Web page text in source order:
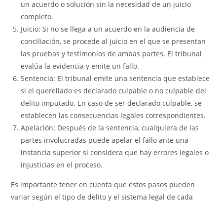
un acuerdo o solución sin la necesidad de un juicio
completo.
Juicio: Si no se llega a un acuerdo en la audiencia de
conciliación, se procede al juicio en el que se presentan
las pruebas y testimonios de ambas partes. El tribunal
evalúa la evidencia y emite un fallo.
Sentencia: El tribunal emite una sentencia que establece
si el querellado es declarado culpable o no culpable del
delito imputado. En caso de ser declarado culpable, se
establecen las consecuencias legales correspondientes.
Apelación: Después de la sentencia, cualquiera de las
partes involucradas puede apelar el fallo ante una
instancia superior si considera que hay errores legales o
injusticias en el proceso.
Es importante tener en cuenta que estos pasos pueden
variar según el tipo de delito y el sistema legal de cada